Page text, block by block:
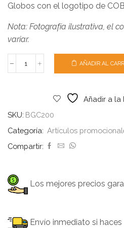
Globos con el logotipo de
Nota: Fotografía ilustrativa, el
variar.
AÑADIR AL
Añadir a la
SKU: BGC200
Categoría: Artículos
Compartir:
Los mejores precios
Envío inmediato si